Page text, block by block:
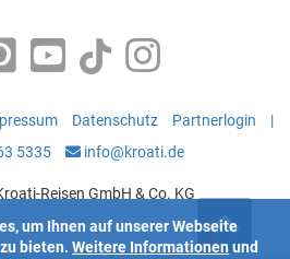
Datenschutz Partnerlogin
|
5335
info@kroati.de
Reisen GmbH & Co. KG
um Ihnen auf unserer Webseite
bieten. Weitere Informationen und